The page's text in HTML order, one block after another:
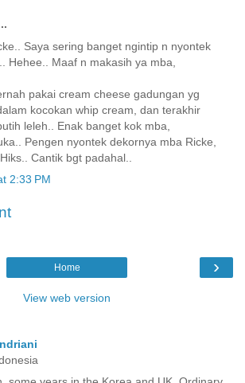
Saya sering banget ngintip n nyontek
Hehee.. Maaf n makasih ya mba,
pakai cream cheese gadungan yg
kocokan whip cream, dan terakhir
leleh.. Enak banget kok mba,
Pengen nyontek dekornya mba Ricke,
Cantik bgt padahal..
2:33 PM
›
Home
View web version